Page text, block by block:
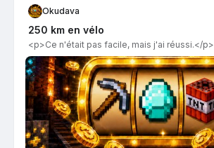
Okudava
250 km en vélo
<p>Ce n'était pas facile, mais j'ai réussi.</p>